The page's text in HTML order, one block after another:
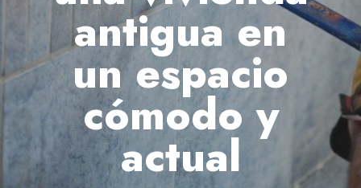
antigua en
un espacio
cómodo y
actual